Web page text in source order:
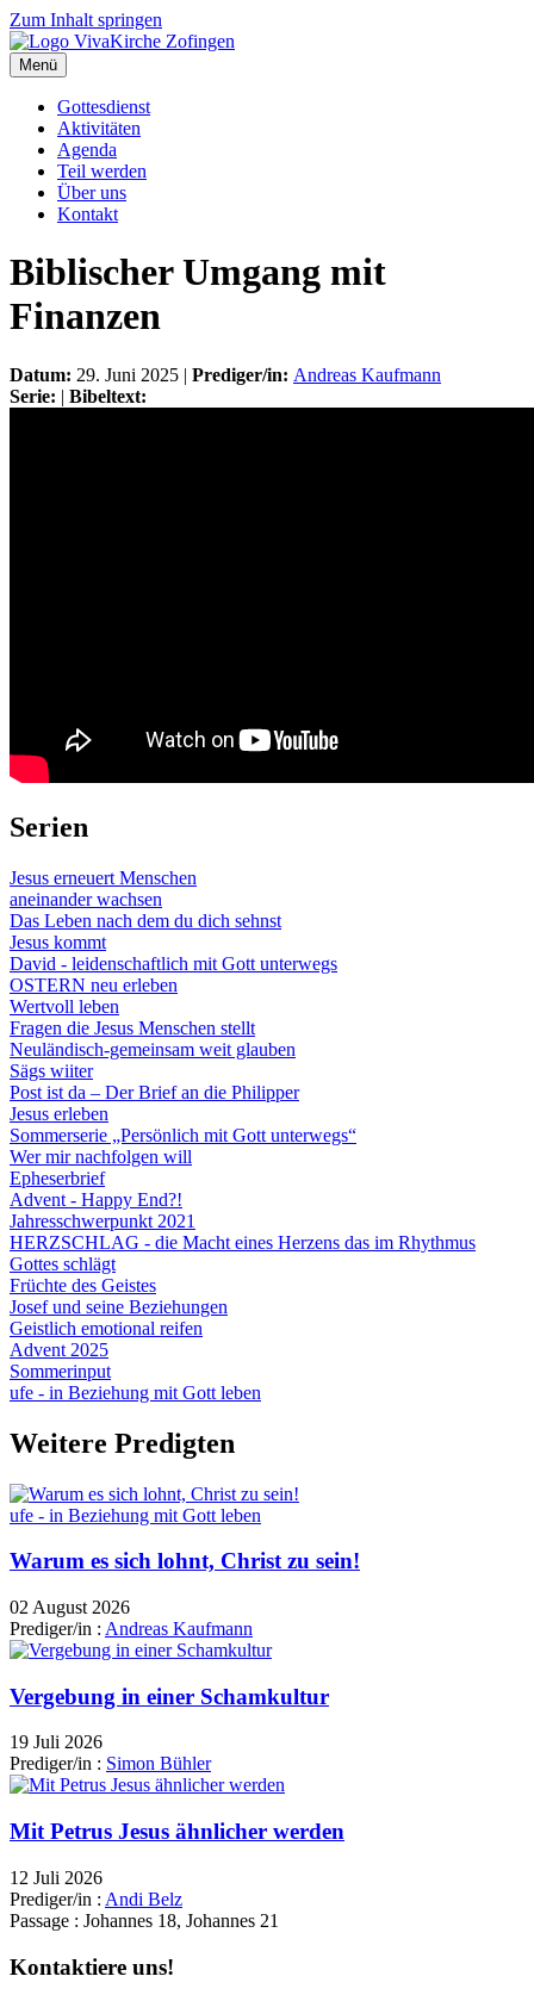
Zum Inhalt springen
Menü
Gottesdienst
Aktivitäten
Agenda
Teil werden
Über uns
Kontakt
Biblischer Umgang mit
Finanzen
Datum: 29. Juni 2025 | Prediger/in: Andreas Kaufmann
Serie: | Bibeltext:
Serien
Jesus erneuert Menschen
aneinander wachsen
Das Leben nach dem du dich sehnst
Jesus kommt
David - leidenschaftlich mit Gott unterwegs
OSTERN neu erleben
Wertvoll leben
Fragen die Jesus Menschen stellt
Neuländisch-gemeinsam weit glauben
Sägs wiiter
Post ist da – Der Brief an die Philipper
Jesus erleben
Sommerserie „Persönlich mit Gott unterwegs“
Wer mir nachfolgen will
Epheserbrief
Advent - Happy End?!
Jahresschwerpunkt 2021
HERZSCHLAG - die Macht eines Herzens das im Rhythmus
Gottes schlägt
Früchte des Geistes
Josef und seine Beziehungen
Geistlich emotional reifen
Advent 2025
Sommerinput
ufe - in Beziehung mit Gott leben
Weitere Predigten
ufe - in Beziehung mit Gott leben
Warum es sich lohnt, Christ zu sein!
02 August 2026
Prediger/in : Andreas Kaufmann
Vergebung in einer Schamkultur
19 Juli 2026
Prediger/in : Simon Bühler
Mit Petrus Jesus ähnlicher werden
12 Juli 2026
Prediger/in : Andi Belz
Passage : Johannes 18, Johannes 21
Kontaktiere uns!